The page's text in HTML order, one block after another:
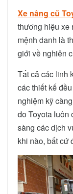
Xe nâng cũ
thương hiệu xe
mệnh danh là
giới về nghiên
Tất cả các linh
các thiết kế
nghiệm kỹ
do Toyota luôn
sàng các dịch
khi nào, bất cứ